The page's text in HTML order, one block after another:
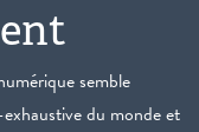
semble
du monde et